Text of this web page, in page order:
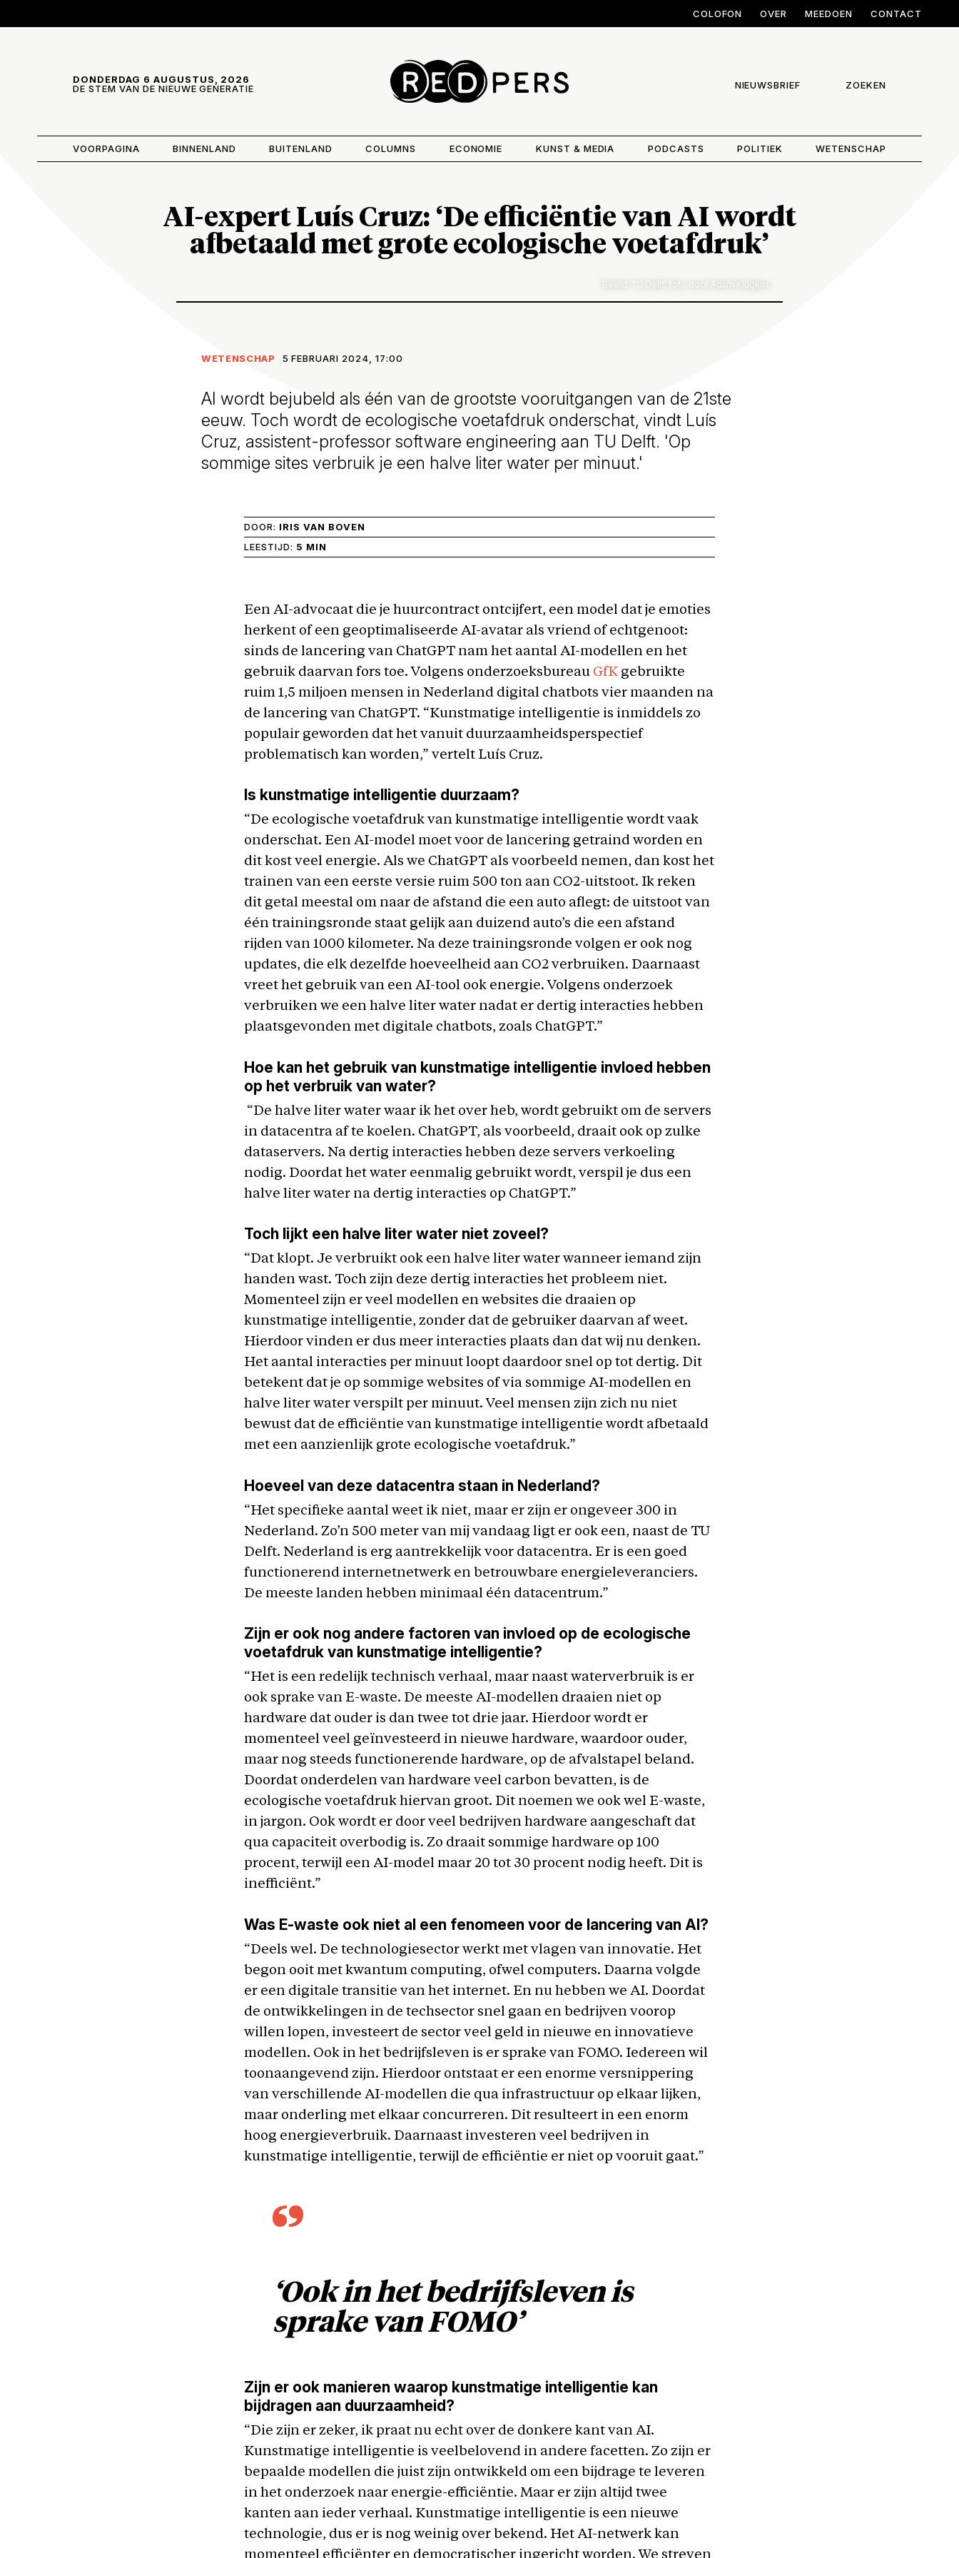
COLOFON OVER MEEDOEN CONTACT
DONDERDAG 6 AUGUSTUS, 2026
DE STEM VAN DE NIEUWE GENERATIE
NIEUWSBRIEF ZOEKEN
VOORPAGINA BINNENLAND BUITENLAND COLUMNS ECONOMIE KUNST & MEDIA PODCASTS POLITIEK WETENSCHAP
AI-expert Luís Cruz: ‘De efficiëntie van AI wordt
afbetaald met grote ecologische voetafdruk’
Beeld: TU Delft, foto door Adam Klugkist
WETENSCHAP 5 FEBRUARI 2024, 17:00
AI wordt bejubeld als één van de grootste vooruitgangen van de 21ste
eeuw. Toch wordt de ecologische voetafdruk onderschat, vindt Luís
Cruz, assistent-professor software engineering aan TU Delft. 'Op
sommige sites verbruik je een halve liter water per minuut.'
DOOR: IRIS VAN BOVEN
LEESTIJD: 5 MIN
Een AI-advocaat die je huurcontract ontcijfert, een model dat je emoties
herkent of een geoptimaliseerde AI-avatar als vriend of echtgenoot:
sinds de lancering van ChatGPT nam het aantal AI-modellen en het
gebruik daarvan fors toe. Volgens onderzoeksbureau GfK gebruikte
ruim 1,5 miljoen mensen in Nederland digital chatbots vier maanden na
de lancering van ChatGPT. “Kunstmatige intelligentie is inmiddels zo
populair geworden dat het vanuit duurzaamheidsperspectief
problematisch kan worden,” vertelt Luís Cruz.
Is kunstmatige intelligentie duurzaam?
“De ecologische voetafdruk van kunstmatige intelligentie wordt vaak
onderschat. Een AI-model moet voor de lancering getraind worden en
dit kost veel energie. Als we ChatGPT als voorbeeld nemen, dan kost het
trainen van een eerste versie ruim 500 ton aan CO2-uitstoot. Ik reken
dit getal meestal om naar de afstand die een auto aflegt: de uitstoot van
één trainingsronde staat gelijk aan duizend auto’s die een afstand
rijden van 1000 kilometer. Na deze trainingsronde volgen er ook nog
updates, die elk dezelfde hoeveelheid aan CO2 verbruiken. Daarnaast
vreet het gebruik van een AI-tool ook energie. Volgens onderzoek
verbruiken we een halve liter water nadat er dertig interacties hebben
plaatsgevonden met digitale chatbots, zoals ChatGPT.”
Hoe kan het gebruik van kunstmatige intelligentie invloed hebben
op het verbruik van water?
“De halve liter water waar ik het over heb, wordt gebruikt om de servers
in datacentra af te koelen. ChatGPT, als voorbeeld, draait ook op zulke
dataservers. Na dertig interacties hebben deze servers verkoeling
nodig. Doordat het water eenmalig gebruikt wordt, verspil je dus een
halve liter water na dertig interacties op ChatGPT.”
Toch lijkt een halve liter water niet zoveel?
“Dat klopt. Je verbruikt ook een halve liter water wanneer iemand zijn
handen wast. Toch zijn deze dertig interacties het probleem niet.
Momenteel zijn er veel modellen en websites die draaien op
kunstmatige intelligentie, zonder dat de gebruiker daarvan af weet.
Hierdoor vinden er dus meer interacties plaats dan dat wij nu denken.
Het aantal interacties per minuut loopt daardoor snel op tot dertig. Dit
betekent dat je op sommige websites of via sommige AI-modellen en
halve liter water verspilt per minuut. Veel mensen zijn zich nu niet
bewust dat de efficiëntie van kunstmatige intelligentie wordt afbetaald
met een aanzienlijk grote ecologische voetafdruk.”
Hoeveel van deze datacentra staan in Nederland?
“Het specifieke aantal weet ik niet, maar er zijn er ongeveer 300 in
Nederland. Zo’n 500 meter van mij vandaag ligt er ook een, naast de TU
Delft. Nederland is erg aantrekkelijk voor datacentra. Er is een goed
functionerend internetnetwerk en betrouwbare energieleveranciers.
De meeste landen hebben minimaal één datacentrum.”
Zijn er ook nog andere factoren van invloed op de ecologische
voetafdruk van kunstmatige intelligentie?
“Het is een redelijk technisch verhaal, maar naast waterverbruik is er
ook sprake van E-waste. De meeste AI-modellen draaien niet op
hardware dat ouder is dan twee tot drie jaar. Hierdoor wordt er
momenteel veel geïnvesteerd in nieuwe hardware, waardoor ouder,
maar nog steeds functionerende hardware, op de afvalstapel beland.
Doordat onderdelen van hardware veel carbon bevatten, is de
ecologische voetafdruk hiervan groot. Dit noemen we ook wel E-waste,
in jargon. Ook wordt er door veel bedrijven hardware aangeschaft dat
qua capaciteit overbodig is. Zo draait sommige hardware op 100
procent, terwijl een AI-model maar 20 tot 30 procent nodig heeft. Dit is
inefficiënt.”
Was E-waste ook niet al een fenomeen voor de lancering van AI?
“Deels wel. De technologiesector werkt met vlagen van innovatie. Het
begon ooit met kwantum computing, ofwel computers. Daarna volgde
er een digitale transitie van het internet. En nu hebben we AI. Doordat
de ontwikkelingen in de techsector snel gaan en bedrijven voorop
willen lopen, investeert de sector veel geld in nieuwe en innovatieve
modellen. Ook in het bedrijfsleven is er sprake van FOMO. Iedereen wil
toonaangevend zijn. Hierdoor ontstaat er een enorme versnippering
van verschillende AI-modellen die qua infrastructuur op elkaar lijken,
maar onderling met elkaar concurreren. Dit resulteert in een enorm
hoog energieverbruik. Daarnaast investeren veel bedrijven in
kunstmatige intelligentie, terwijl de efficiëntie er niet op vooruit gaat.”
‘Ook in het bedrijfsleven is
sprake van FOMO’
Zijn er ook manieren waarop kunstmatige intelligentie kan
bijdragen aan duurzaamheid?
“Die zijn er zeker, ik praat nu echt over de donkere kant van AI.
Kunstmatige intelligentie is veelbelovend in andere facetten. Zo zijn er
bepaalde modellen die juist zijn ontwikkeld om een bijdrage te leveren
in het onderzoek naar energie-efficiëntie. Maar er zijn altijd twee
kanten aan ieder verhaal. Kunstmatige intelligentie is een nieuwe
technologie, dus er is nog weinig over bekend. Het AI-netwerk kan